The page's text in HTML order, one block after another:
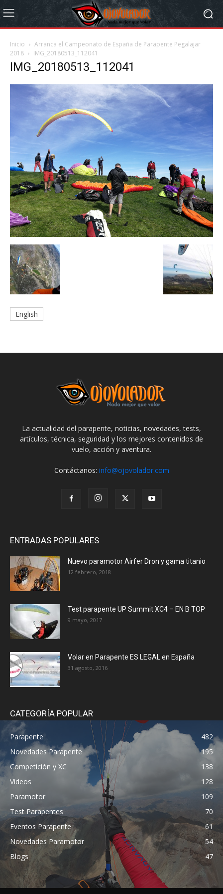
Inicio
Arranca el Campeonato de España de Parapente Pegalajar
2018
IMG_20180513_112041
IMG_20180513_112041
English
La actualidad del parapente, noticias, novedades, tests,
artículos, técnica, seguridad y los mejores contenidos de
vuelo, acción y aventura.
Contáctanos: info@ojovolador.com
ENTRADAS POPULARES
Nuevo paramotor Airfer Dron y gama titanio
12 febrero, 2018
Test parapente UP Summit XC4 – EN B TOP
9 mayo, 2017
Volar en Parapente ES LEGAL en España
31 agosto, 2016
CATEGORÍA POPULAR
Parapente
482
Novedades Parapente
195
Competición y XC
138
Vídeos
128
Paramotor
109
Test Parapentes
70
Eventos Parapente
61
Novedades Paramotor
54
Blogs
47